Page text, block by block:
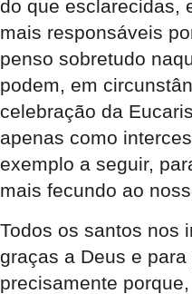
do que esclarecidas,
mais responsáveis
penso sobretudo
podem, em
celebração da
apenas como
exemplo a seguir,
mais fecundo ao
Todos os santos nos
graças a Deus e
precisamente